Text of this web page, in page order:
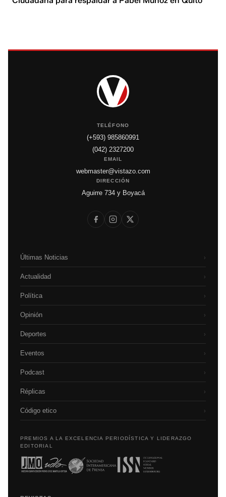
TELÉFONO
(+593) 985860991
(042) 2327200
EMAIL
webmaster@vistazo.com
DIRECCIÓN
Aguirre 734 y Boyacá
Últimas Noticias ›
Actualidad ›
Política ›
Opinión ›
Deportes ›
Eventos ›
Podcast ›
Réplicas ›
Código etico ›
PREMIOS A LA EXCELENCIA PERIODÍSTICA Y LIDERAZGO
EDITORIAL